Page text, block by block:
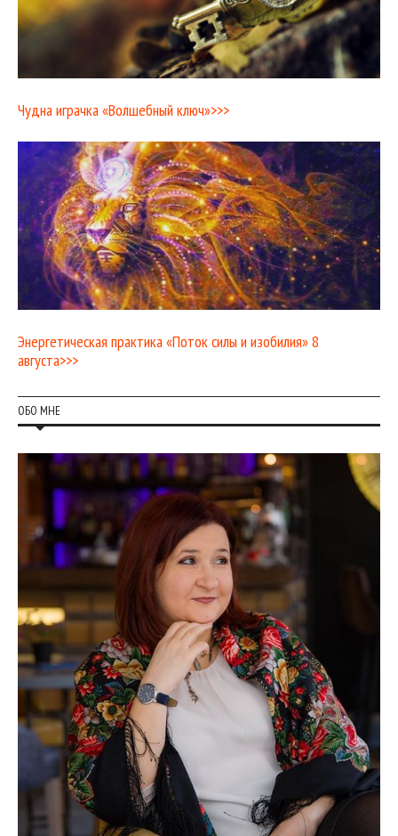
Чудна играчка «Волшебный ключ»>>>
Энергетическая практика «Поток силы и изобилия» 8
августа>>>
ОБО МНЕ